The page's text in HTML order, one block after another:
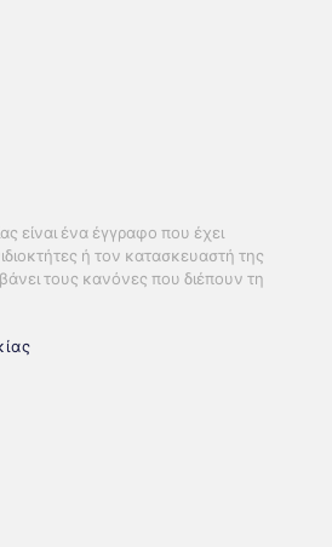
είναι ένα έγγραφο που έχει
ή τον κατασκευαστή της
τους κανόνες που διέπουν τη